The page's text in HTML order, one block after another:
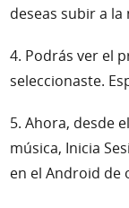
deseas subir a
4. Podrás ver el
seleccionaste.
5. Ahora, desde
música, Inicia
en el Android de